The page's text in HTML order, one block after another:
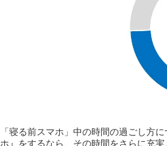
「寝る前スマホ」中の時間の過ごし方
ホ』をするなら、その時間をさらに充